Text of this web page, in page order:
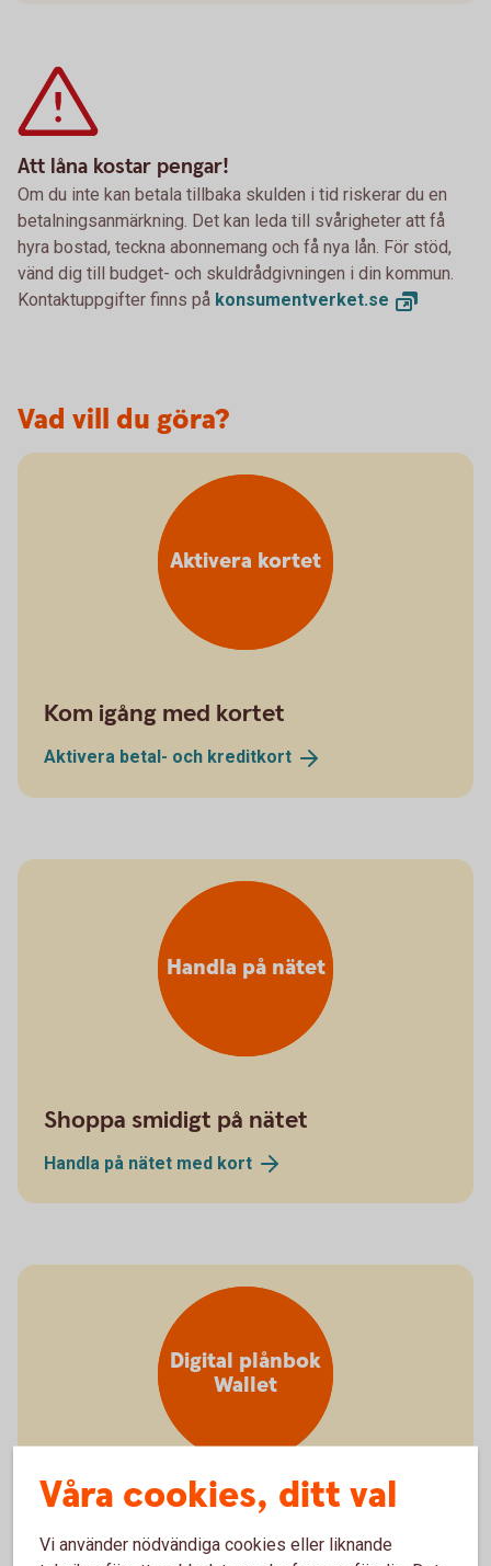
Att låna kostar pengar!
Om du inte kan betala tillbaka skulden i tid riskerar du en
betalningsanmärkning. Det kan leda till svårigheter att få
hyra bostad, teckna abonnemang och få nya lån. För stöd,
vänd dig till budget- och skuldrådgivningen i din kommun.
Kontaktuppgifter finns på konsumentverket.se
Vad vill du göra?
Aktivera kortet
Kom igång med kortet
Aktivera betal- och kreditkort
Handla på nätet
Shoppa smidigt på nätet
Handla på nätet med kort
Digital plånbok
Wallet
Våra cookies, ditt val
Vi använder nödvändiga cookies eller liknande